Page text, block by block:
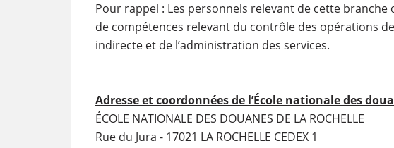
Pour rappel : Les personnels relevant de cette
de compétences relevant du contrôle des opérations
indirecte et de l’administration des services.
Adresse et coordonnées de l’École nationale des
ÉCOLE NATIONALE DES DOUANES DE LA ROCHELLE
Rue du Jura - 17021 LA ROCHELLE CEDEX 1